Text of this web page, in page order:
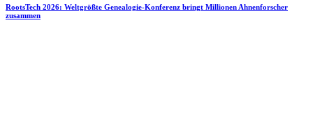
RootsTech 2026: Weltgrößte Genealogie-Konferenz bringt Millionen Ahnenforscher
zusammen